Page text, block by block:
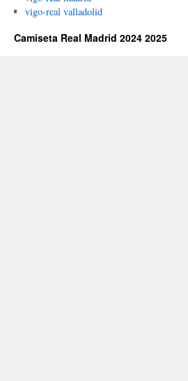
vigo-real valladolid
Camiseta Real Madrid 2024 2025